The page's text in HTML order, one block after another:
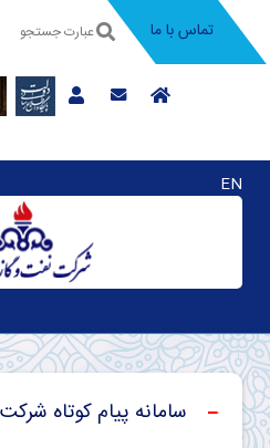
تماس با ما
EN
سامانه پیام کوتاه